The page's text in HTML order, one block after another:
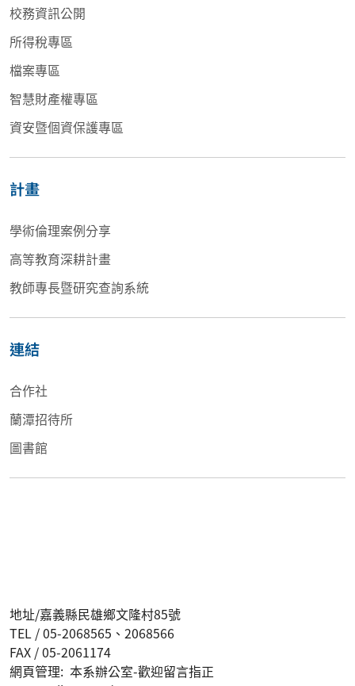
校務資訊公開
所得稅專區
檔案專區
智慧財產權專區
資安暨個資保護專區
計畫
學術倫理案例分享
高等教育深耕計畫
教師專長暨研究查詢系統
連結
合作社
蘭潭招待所
圖書館
地址/嘉義縣民雄鄉文隆村85號
TEL / 05-2068565、2068566
FAX / 05-2061174
網頁管理: 本系辦公室-歡迎留言指正